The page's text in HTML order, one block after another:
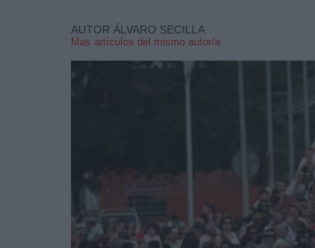
AUTOR ÁLVARO SECILLA
Mas artículos del mismo autor/a